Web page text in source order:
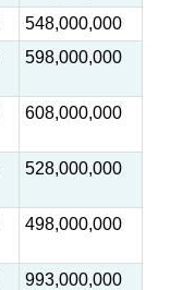
548,000,000
598,000,000
608,000,000
528,000,000
498,000,000
993,000,000